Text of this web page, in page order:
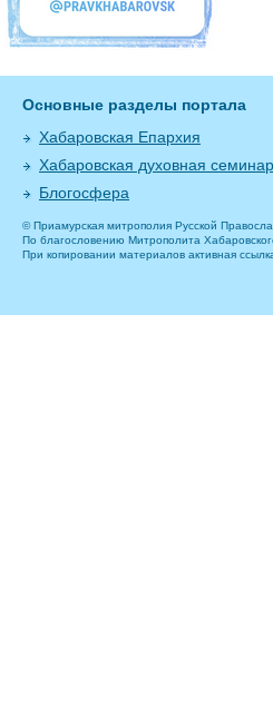
Основные разделы портала
Хабаровская Епархия
Хабаровская духовная
Блогосфера
© Приамурская митрополия Русской
По благословению Митрополита
При копировании материалов активная